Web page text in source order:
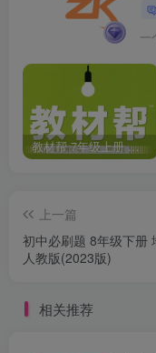
一
教材帮 7年级上册 语文人教版(2023秋)
上一篇
初中必刷题 8年级下册
人教版(2023版)
相关推荐